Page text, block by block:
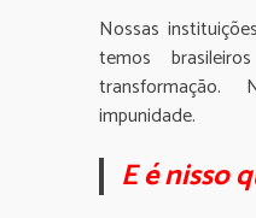
Nossas
temos
impunidade.
E é nisso